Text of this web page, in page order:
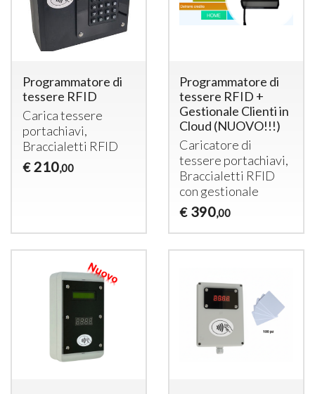
Programmatore di
tessere RFID
Carica tessere
portachiavi,
Braccialetti RFID
€ 210,00
Programmatore di
tessere RFID +
Gestionale Clienti in
Cloud (NUOVO!!!)
Caricatore di
tessere portachiavi,
Braccialetti RFID
con gestionale
€ 390,00